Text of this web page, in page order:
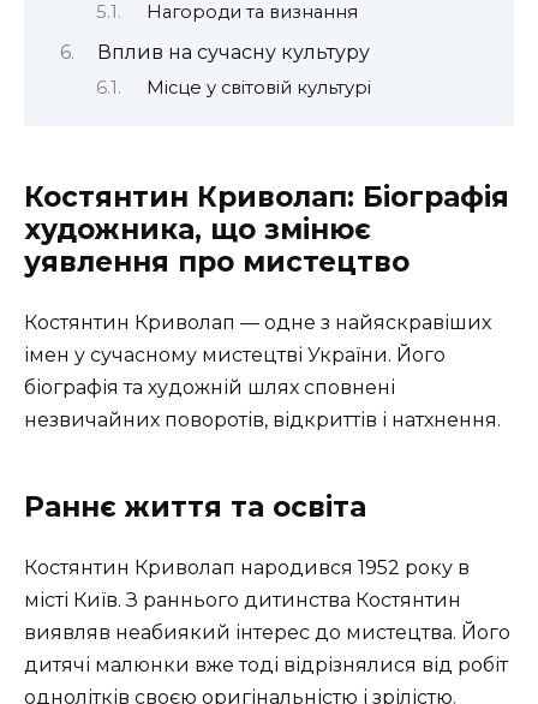
Нагороди та визнання
Вплив на сучасну культуру
Місце у світовій культурі
Костянтин Криволап: Біографія
художника, що змінює
уявлення про мистецтво
Костянтин Криволап — одне з найяскравіших
імен у сучасному мистецтві України. Його
біографія та художній шлях сповнені
незвичайних поворотів, відкриттів і натхнення.
Раннє життя та освіта
Костянтин Криволап народився 1952 року в
місті Київ. З раннього дитинства Костянтин
виявляв неабиякий інтерес до мистецтва. Його
дитячі малюнки вже тоді відрізнялися від робіт
однолітків своєю оригінальністю і зрілістю.